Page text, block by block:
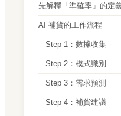
先解釋「準確率」的定
AI 補貨的工作流程
Step 1：數據收集
Step 2：模式識別
Step 3：需求預測
Step 4：補貨建議